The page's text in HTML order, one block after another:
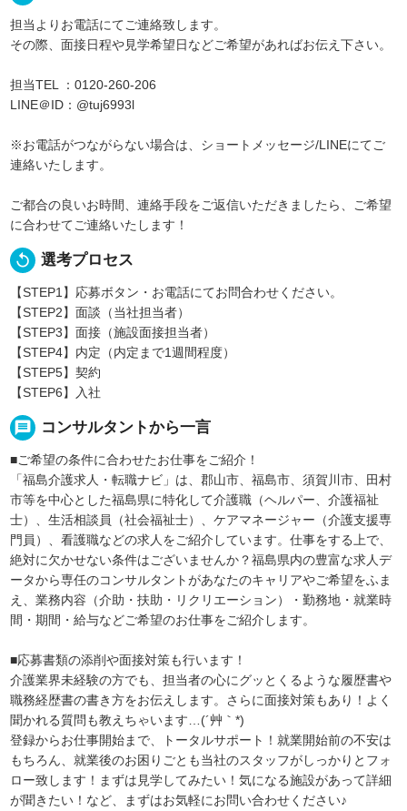
担当よりお電話にてご連絡致します。
その際、面接日程や見学希望日などご希望があればお伝え下さい。
担当TEL ：0120-260-206
LINE＠ID：@tuj6993l
※お電話がつながらない場合は、ショートメッセージ/LINEにてご
連絡いたします。
ご都合の良いお時間、連絡手段をご返信いただきましたら、ご希望
に合わせてご連絡いたします！
replay 選考プロセス
【STEP1】応募ボタン・お電話にてお問合わせください。
【STEP2】面談（当社担当者）
【STEP3】面接（施設面接担当者）
【STEP4】内定（内定まで1週間程度）
【STEP5】契約
【STEP6】入社
message コンサルタントから一言
■ご希望の条件に合わせたお仕事をご紹介！
「福島介護求人・転職ナビ」は、郡山市、福島市、須賀川市、田村
市等を中心とした福島県に特化して介護職（ヘルパー、介護福祉
士）、生活相談員（社会福祉士）、ケアマネージャー（介護支援専
門員）、看護職などの求人をご紹介しています。仕事をする上で、
絶対に欠かせない条件はございませんか？福島県内の豊富な求人デ
ータから専任のコンサルタントがあなたのキャリアやご希望をふま
え、業務内容（介助・扶助・リクリエーション）・勤務地・就業時
間・期間・給与などご希望のお仕事をご紹介します。
■応募書類の添削や面接対策も行います！
介護業界未経験の方でも、担当者の心にグッとくるような履歴書や
職務経歴書の書き方をお伝えします。さらに面接対策もあり！よく
聞かれる質問も教えちゃいます…(´艸｀*)
登録からお仕事開始まで、トータルサポート！就業開始前の不安は
もちろん、就業後のお困りごとも当社のスタッフがしっかりとフォ
ロー致します！まずは見学してみたい！気になる施設があって詳細
が聞きたい！など、まずはお気軽にお問い合わせください♪